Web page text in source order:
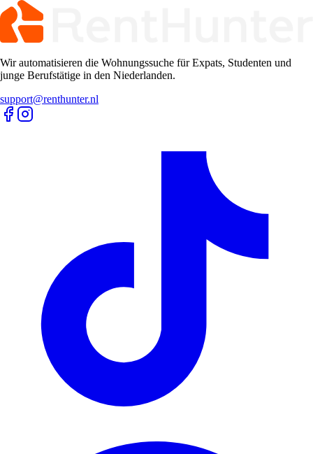
Wir automatisieren die Wohnungssuche für Expats, Studenten und
junge Berufstätige in den Niederlanden.
support@renthunter.nl